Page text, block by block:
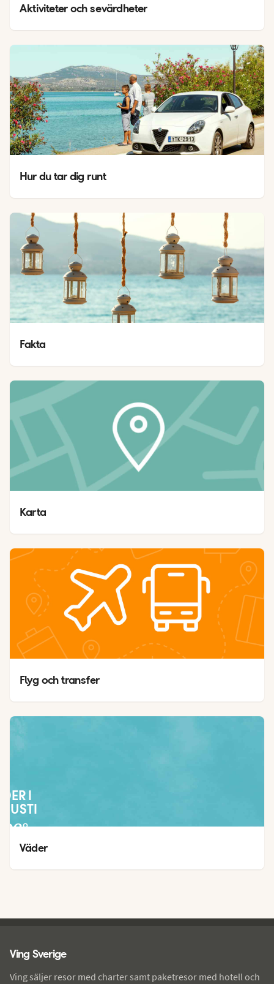
Aktiviteter och sevärdheter
Hur du tar dig runt
Fakta
Flyg och transfer
I
26°
21°
Väder
Ving Sverige
Ving säljer resor med charter samt paketresor med hotell och